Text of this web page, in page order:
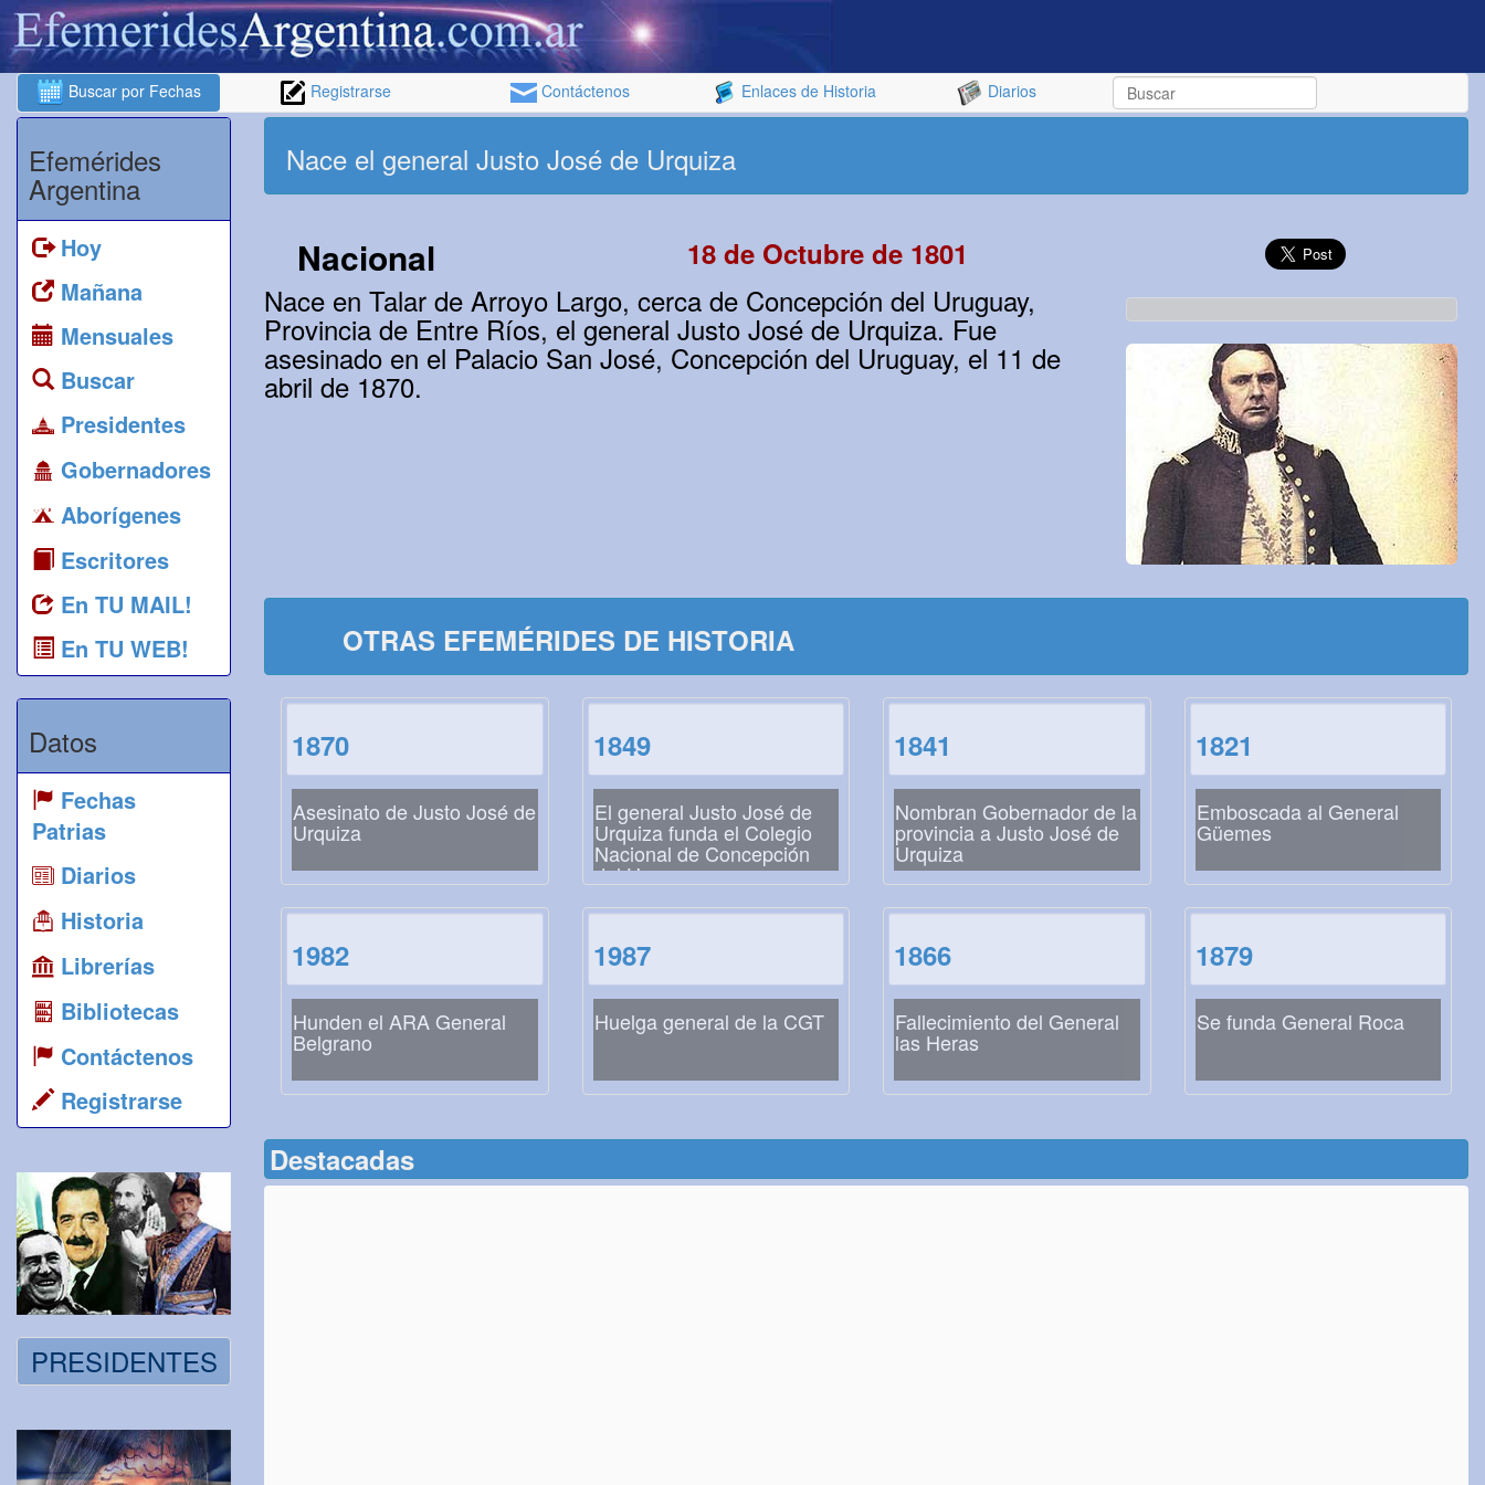
Buscar por Fechas Registrarse Contáctenos Enlaces de Historia Diarios
Efemérides
Argentina
Hoy
Mañana
Mensuales
Buscar
Presidentes
Gobernadores
Aborígenes
Escritores
En TU MAIL!
En TU WEB!
Datos
Fechas
Patrias
Diarios
Historia
Librerías
Bibliotecas
Contáctenos
Registrarse
PRESIDENTES
Nace el general Justo José de Urquiza
Nacional 18 de Octubre de 1801
Nace en Talar de Arroyo Largo, cerca de Concepción del Uruguay,
Provincia de Entre Ríos, el general Justo José de Urquiza. Fue
asesinado en el Palacio San José, Concepción del Uruguay, el 11 de
abril de 1870.
OTRAS EFEMÉRIDES DE HISTORIA
1870
Asesinato de Justo José de
Urquiza
1849
El general Justo José de
Urquiza funda el Colegio
Nacional de Concepción
del Uruguay
1841
Nombran Gobernador de la
provincia a Justo José de
Urquiza
1821
Emboscada al General
Güemes
1982
Hunden el ARA General
Belgrano
1987
Huelga general de la CGT
1866
Fallecimiento del General
las Heras
1879
Se funda General Roca
Destacadas